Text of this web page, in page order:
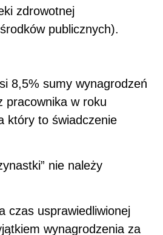
zdrowotnej
publicznych).
8,5% sumy wynagrodzeń
pracownika w roku
który to świadczenie
nie należy
czas usprawiedliwionej
wynagrodzenia za